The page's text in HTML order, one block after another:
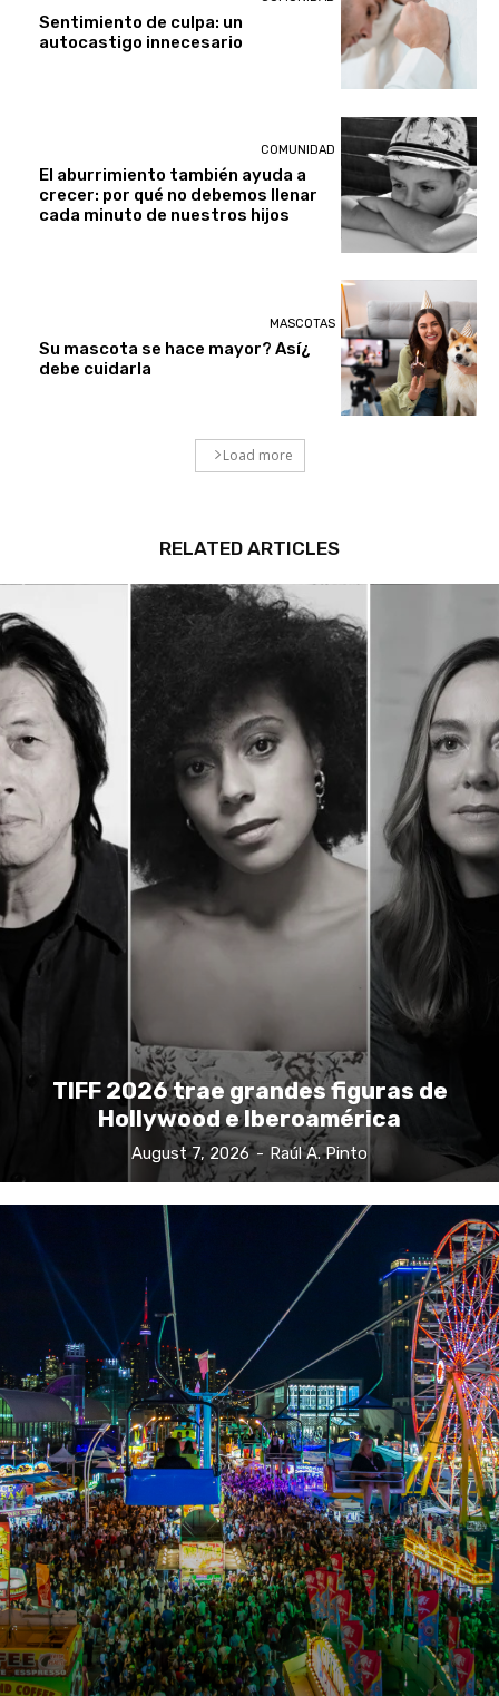
Sentimiento de culpa: un
autocastigo innecesario
COMUNIDAD
El aburrimiento también ayuda a
crecer: por qué no debemos llenar
cada minuto de nuestros hijos
MASCOTAS
¿Su mascota se hace mayor? Así
debe cuidarla
Load more
RELATED ARTICLES
TIFF 2026 trae grandes figuras de
Hollywood e Iberoamérica
Raúl A. Pinto
-
August 7, 2026